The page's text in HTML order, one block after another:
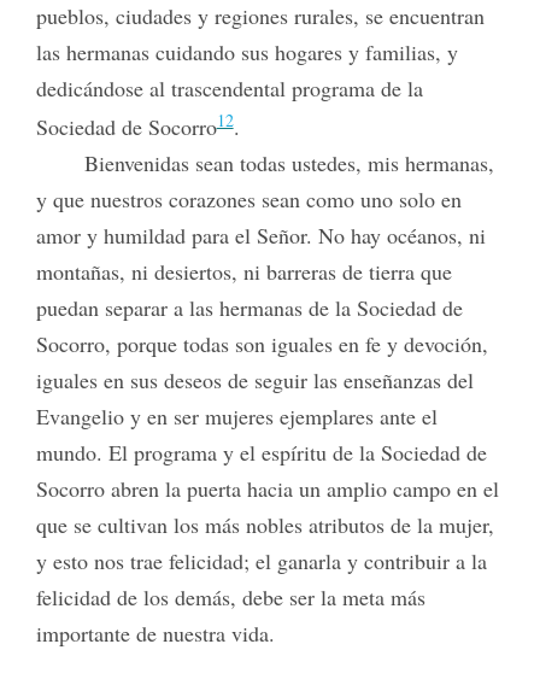
pueblos, ciudades y regiones rurales, se encuentran
las hermanas cuidando sus hogares y familias, y
dedicándose al trascendental programa de la
Sociedad de Socorro12.
Bienvenidas sean todas ustedes, mis hermanas,
y que nuestros corazones sean como uno solo en
amor y humildad para el Señor. No hay océanos, ni
montañas, ni desiertos, ni barreras de tierra que
puedan separar a las hermanas de la Sociedad de
Socorro, porque todas son iguales en fe y devoción,
iguales en sus deseos de seguir las enseñanzas del
Evangelio y en ser mujeres ejemplares ante el
mundo. El programa y el espíritu de la Sociedad de
Socorro abren la puerta hacia un amplio campo en el
que se cultivan los más nobles atributos de la mujer,
y esto nos trae felicidad; el ganarla y contribuir a la
felicidad de los demás, debe ser la meta más
importante de nuestra vida.